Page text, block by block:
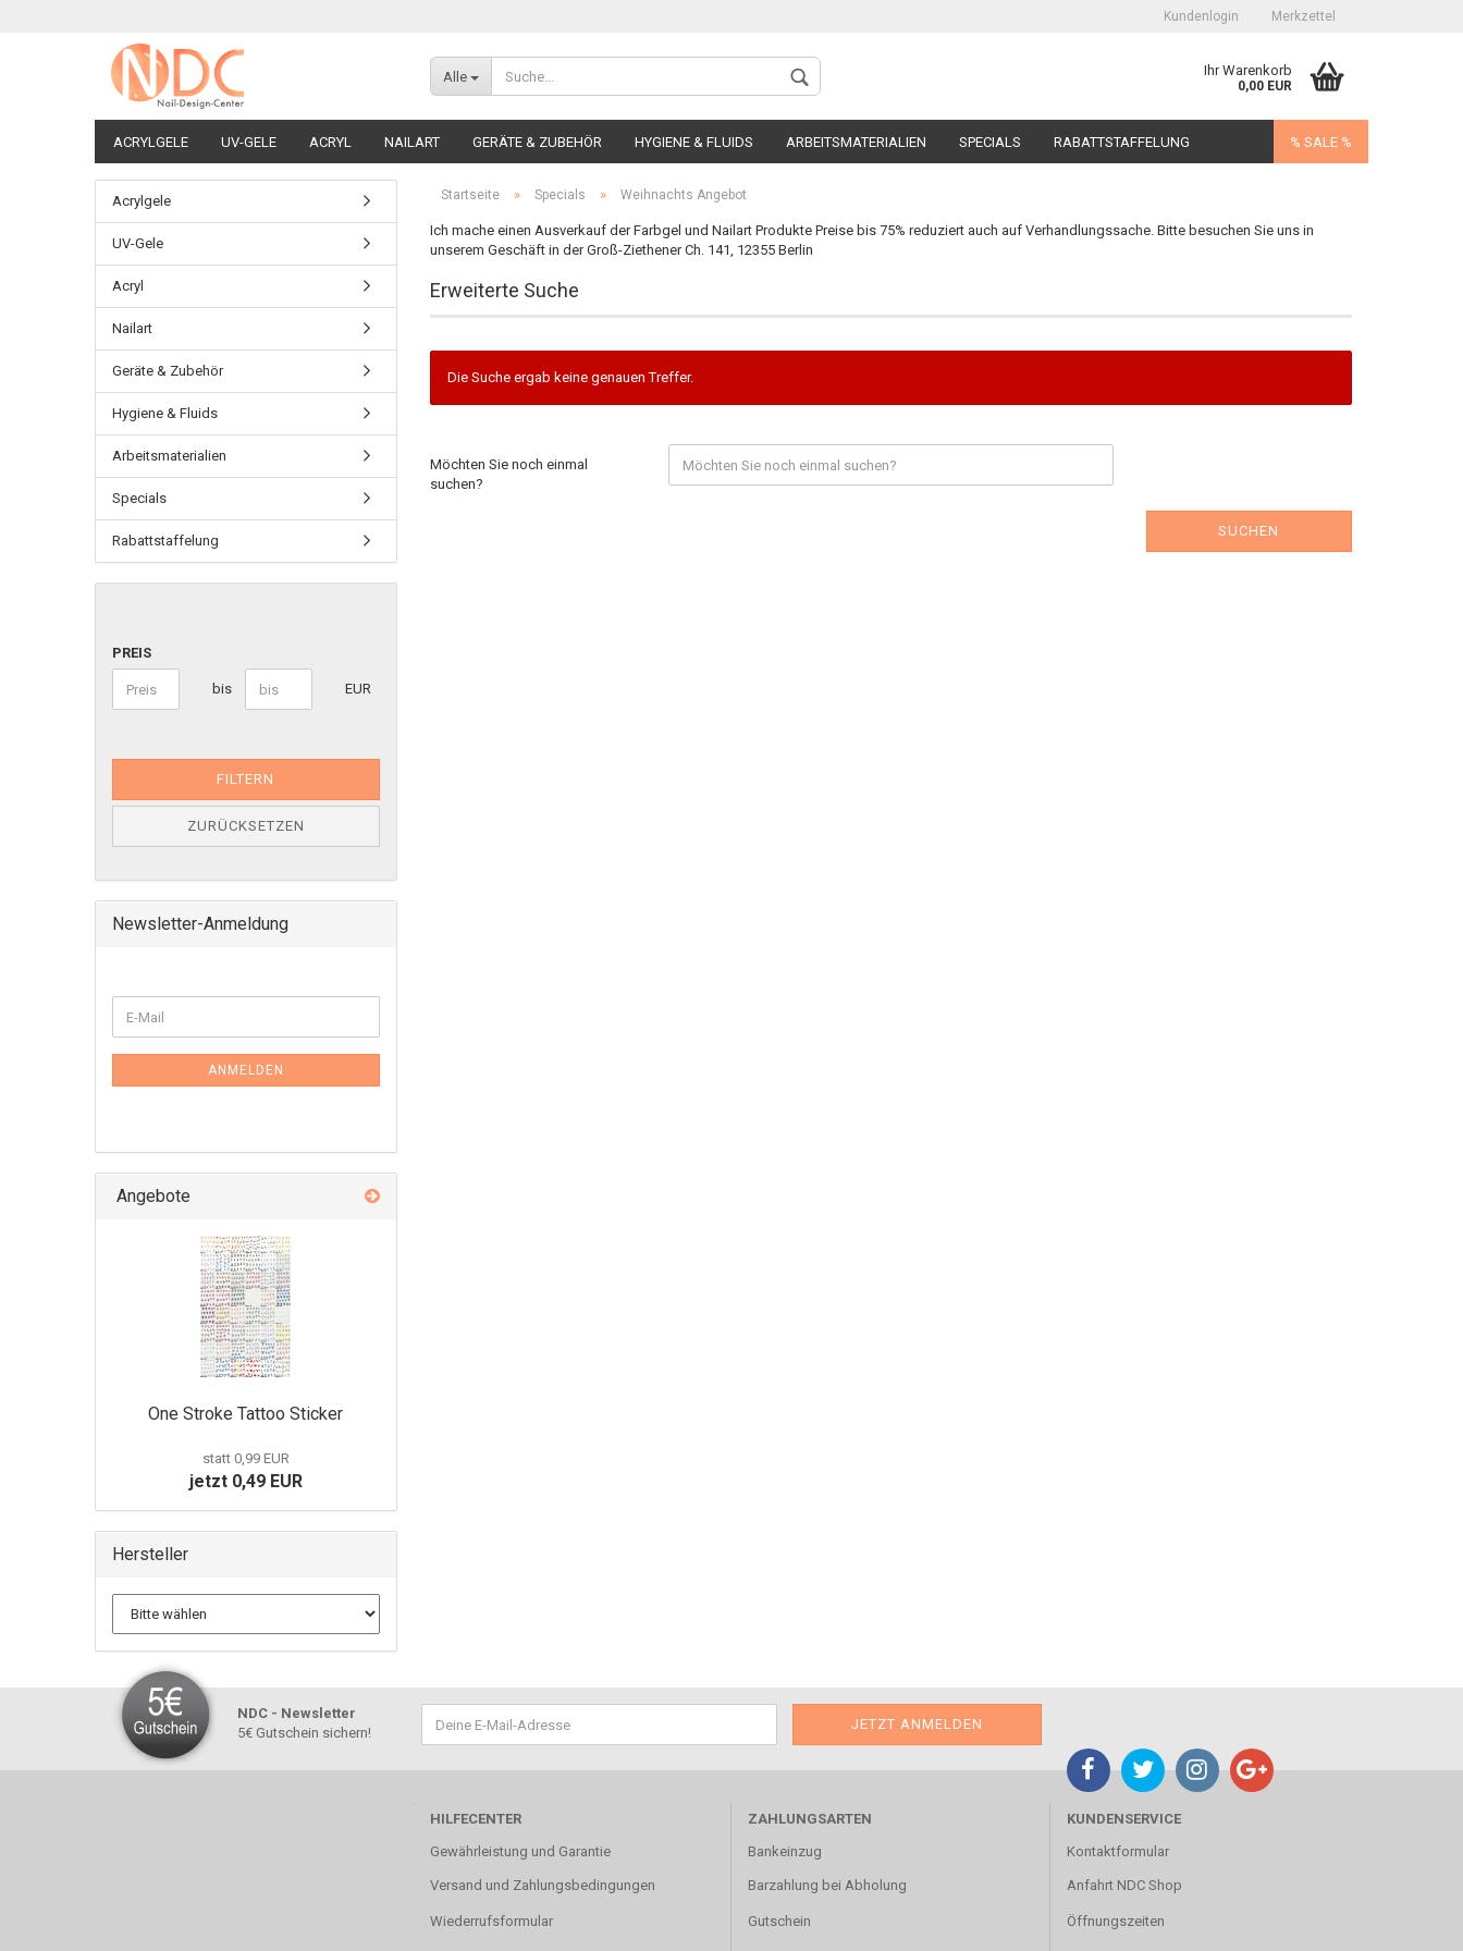
Kundenlogin
Konto erstellen
Passwort vergessen?
Merkzettel
Alle Ihr Warenkorb
0,00 EUR
ACRYLGELE UV-GELE ACRYL NAILART GERÄTE & ZUBEHÖR HYGIENE & FLUIDS ARBEITSMATERIALIEN SPECIALS RABATTSTAFFELUNG % SALE %
Startseite » Specials » Weihnachts Angebot
Ich mache einen Ausverkauf der Farbgel und Nailart Produkte Preise bis 75% reduziert auch auf Verhandlungssache. Bitte besuchen Sie uns in
unserem Geschäft in der Groß-Ziethener Ch. 141, 12355 Berlin
Erweiterte Suche
Die Suche ergab keine genauen Treffer.
Möchten Sie noch einmal
suchen?
SUCHEN
Acrylgele
UV-Gele
Acryl
Nailart
Geräte & Zubehör
Hygiene & Fluids
Arbeitsmaterialien
Specials
Rabattstaffelung
PREIS
bis EUR
FILTERN
ZURÜCKSETZEN
Newsletter-Anmeldung
ANMELDEN
Angebote
One Stroke Tattoo Sticker
statt 0,99 EUR
jetzt 0,49 EUR
Hersteller
NDC - Newsletter
5€ Gutschein sichern!
HILFECENTER
Gewährleistung und Garantie
Versand und Zahlungsbedingungen
Wiederrufsformular
ZAHLUNGSARTEN
Bankeinzug
Barzahlung bei Abholung
Gutschein
KUNDENSERVICE
Kontaktformular
Anfahrt NDC Shop
Öffnungszeiten